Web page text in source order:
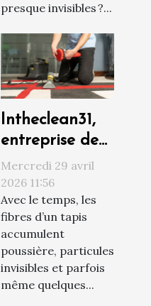
presque invisibles ?...
Intheclean31,
entreprise de
confiance pour
le nettoyage
de vos tapis à
Toulouse
Mercredi 29 avril
2026 11:56
Avec le temps, les
fibres d’un tapis
accumulent
poussière, particules
invisibles et parfois
même quelques...